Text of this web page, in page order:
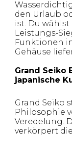
den Urlaub
ist. Du
Leistungs-
Funktionen
Gehäuse
Grand Seiko
japanische
Grand Seiko
Philosophie
Veredelung.
verkörpert